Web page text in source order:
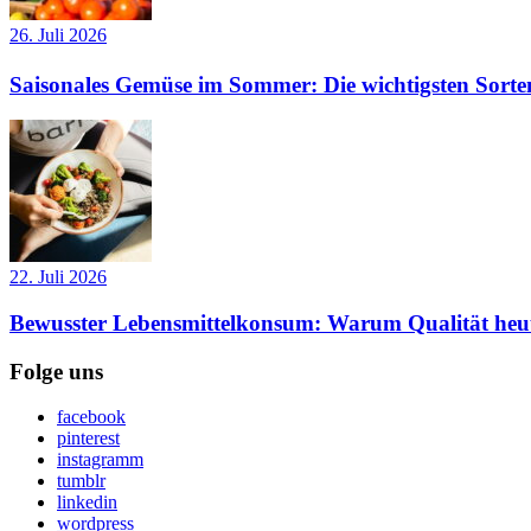
26. Juli 2026
Saisonales Gemüse im Sommer: Die wichtigsten
22. Juli 2026
Bewusster Lebensmittelkonsum: Warum Qualität
Folge uns
facebook
pinterest
instagramm
tumblr
linkedin
wordpress